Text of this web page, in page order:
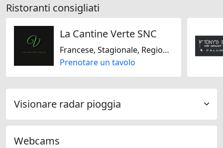
Ristoranti consigliati
La Cantine Verte SNC
Francese, Stagionale, Regionale, Senza glutine, Senza lattosio, Senza soja
Prenotare un tavolo
Visionare radar pioggia
Webcams